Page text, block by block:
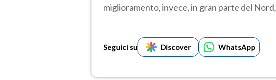
miglioramento, invece, in gran parte del
Seguici su Discover WhatsApp